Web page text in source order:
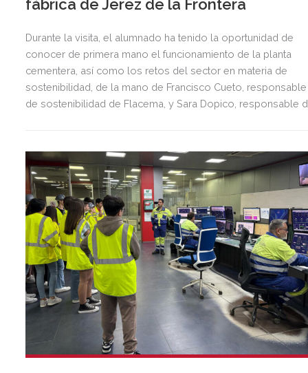
fábrica de Jerez de la Frontera
Durante la visita, el alumnado ha tenido la oportunidad de
conocer de primera mano el funcionamiento de la planta
cementera, así como los retos del sector en materia de
sostenibilidad, de la mano de Francisco Cueto, responsable
de sostenibilidad de Flacema, y Sara Dopico, responsable